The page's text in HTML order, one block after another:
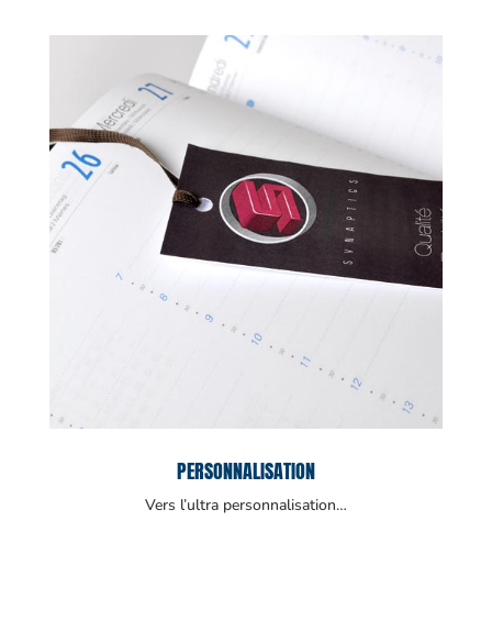
PERSONNALISATION
Vers l’ultra personnalisation…